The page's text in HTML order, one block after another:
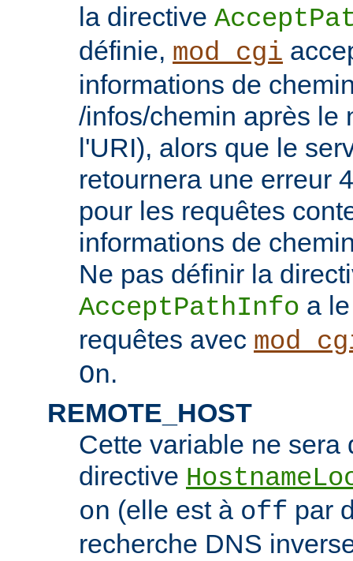
la directive
définie, mod_cgi
informations de
/infos/chemin après le
l'URI), alors que le
retournera une erreur
pour les requêtes
informations de
Ne pas définir la
AcceptPathInfo a
requêtes avec
On.
REMOTE_HOST
Cette variable ne sera
directive
on (elle est à off par
recherche DNS